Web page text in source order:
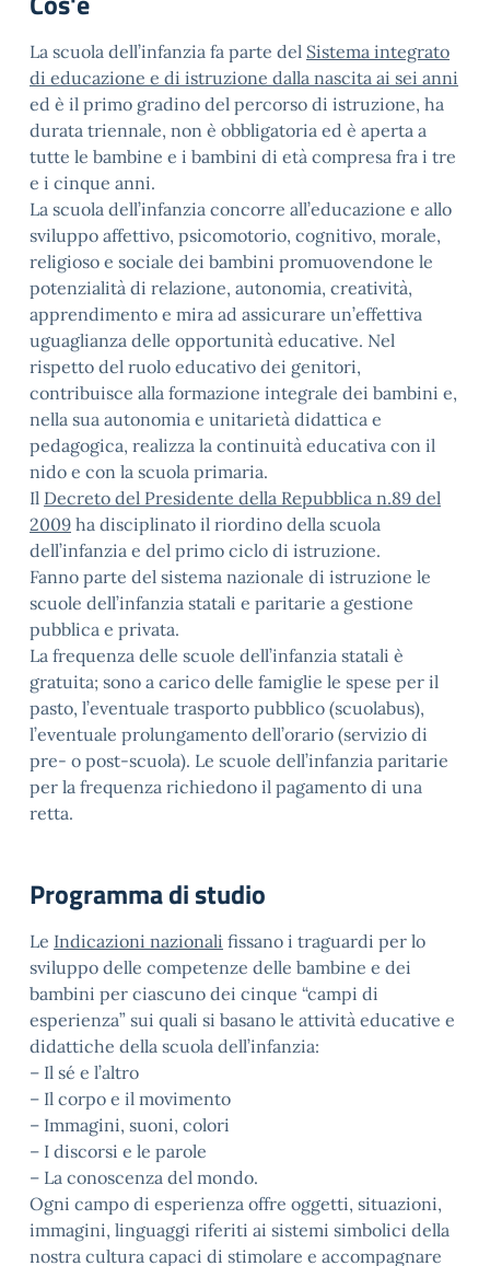
La scuola dell’infanzia fa parte del Sistema integrato
di educazione e di istruzione dalla nascita ai sei anni
ed è il primo gradino del percorso di istruzione, ha
durata triennale, non è obbligatoria ed è aperta a
tutte le bambine e i bambini di età compresa fra i tre
e i cinque anni.
La scuola dell’infanzia concorre all’educazione e allo
sviluppo affettivo, psicomotorio, cognitivo, morale,
religioso e sociale dei bambini promuovendone le
potenzialità di relazione, autonomia, creatività,
apprendimento e mira ad assicurare un’effettiva
uguaglianza delle opportunità educative. Nel
rispetto del ruolo educativo dei genitori,
contribuisce alla formazione integrale dei bambini e,
nella sua autonomia e unitarietà didattica e
pedagogica, realizza la continuità educativa con il
nido e con la scuola primaria.
Il Decreto del Presidente della Repubblica n.89 del
2009 ha disciplinato il riordino della scuola
dell’infanzia e del primo ciclo di istruzione.
Fanno parte del sistema nazionale di istruzione le
scuole dell’infanzia statali e paritarie a gestione
pubblica e privata.
La frequenza delle scuole dell’infanzia statali è
gratuita; sono a carico delle famiglie le spese per il
pasto, l’eventuale trasporto pubblico (scuolabus),
l’eventuale prolungamento dell’orario (servizio di
pre- o post-scuola). Le scuole dell’infanzia paritarie
per la frequenza richiedono il pagamento di una
retta.
Programma di studio
Le Indicazioni nazionali fissano i traguardi per lo
sviluppo delle competenze delle bambine e dei
bambini per ciascuno dei cinque “campi di
esperienza” sui quali si basano le attività educative e
didattiche della scuola dell’infanzia:
– Il sé e l’altro
– Il corpo e il movimento
– Immagini, suoni, colori
– I discorsi e le parole
– La conoscenza del mondo.
Ogni campo di esperienza offre oggetti, situazioni,
immagini, linguaggi riferiti ai sistemi simbolici della
nostra cultura capaci di stimolare e accompagnare